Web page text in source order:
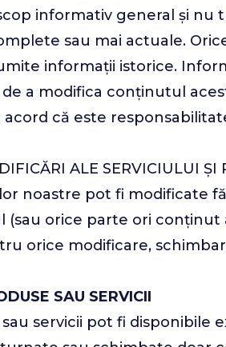
informativ general și nu
sau mai actuale.
informații istorice.
a modifica conținutul
acord că este
ALE SERVICIULUI ȘI
noastre pot fi modificate
(sau orice parte ori conținut
orice modificare,
SAU SERVICII
servicii pot fi disponibile